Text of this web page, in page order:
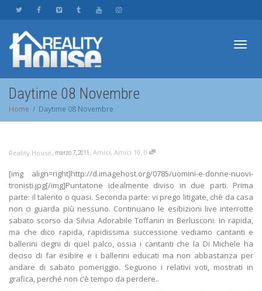
Daytime 08 Novembre
Home Daytime 08 Novembre
Reality House, marzo 7, 2011 , Amici, Amici 10, 0
[img align=right]http://d.imagehost.org/0785/uomini-e-donne-nuovi-
tronisti.jpg[/img]Puntatone idealmente diviso in due parti. Prima
parte: il talento o quasi. Seconda parte: vi prego litigate, chè da casa
non ci guarda più nessuno. Continuano le esibizioni live interrotte
sabato scorso da Silvia Adorabile Toffanin in Berlusconi. In rapida,
ma che dico rapida, rapidissima successione vediamo cantanti e
ballerini degni di quel palco, ossia i cantanti che la Di Michele ha
deciso di far esibire e i ballerini educati ma non abbastanza per
andare di sabato pomeriggio. Seguono i relativi voti, mostrati in
grafica, perché non c’è tempo da perdere..